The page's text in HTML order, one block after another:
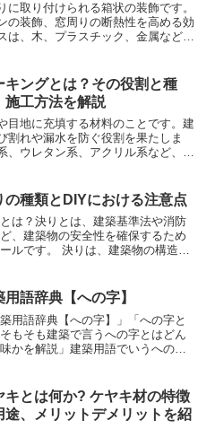
取り付けられる箱状の装飾です。
の装飾、窓周りの断熱性を高める効
は、木、プラスチック、金属など
とが大切です。カーテンボックス
ができるので、慎重に選ぶ必要が
キングとは？その役割と種
施工方法を解説
目地に充填する材料のことです。建
割れや漏水を防ぐ役割を果たしま
、ウレタン系、アクリル系など、さ
いう特徴があります。ウレタン系
後も柔軟性を保つという特徴があ
、安価で、施工性に優れているとい
施工方法は、まず、施工する部分の
。次に、コーキング材を隙間や目地
防ぐために重要な役割を果たしま
施工する部分の汚れや埃をきれいに
目地に充填し、ヘラなどでならしま
余分な部分をカッターなどで切り取
の種類とDIYにおける注意点
は？決りとは、建築基準法や消防
、建築物の安全性を確保するため
ルです。 決りは、建築物の構造や
ることで、建築物が安全に利用で
うにすることができるのです。決
、建築士や設計者が作成した設計図
いて、建築業者が施工します。 施
は、決りどおりに工事を進めるこ
ります。決りは、建築物の安全性
するための重要なルールです。決
守ることで、建築物が安全に利用で
用語辞典【への字】
築用語辞典【への字】」「への字と
もそも建築で言うへの字とはどん
かを解説」建築用語でいうへの字
。 へへの字には、三角形の切妻屋
矩形の寄棟屋根、多角形の宝形造り
さまざまな種類があります。 への
キとは何か? ケヤキ材の特徴
途、メリットデメリットを紹